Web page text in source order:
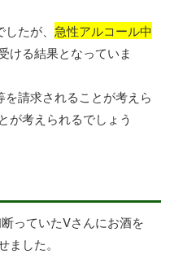
たが、 急性アルコール中
ける結果となっていま
請求されることが考えら
が考えられるでしょう
っていたVさんにお酒を
ました。